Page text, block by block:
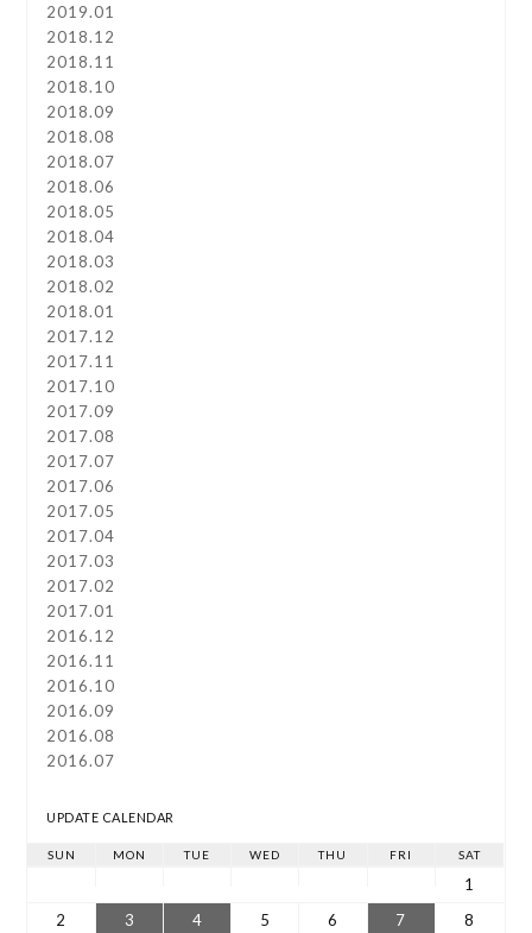
2019.01
2018.12
2018.11
2018.10
2018.09
2018.08
2018.07
2018.06
2018.05
2018.04
2018.03
2018.02
2018.01
2017.12
2017.11
2017.10
2017.09
2017.08
2017.07
2017.06
2017.05
2017.04
2017.03
2017.02
2017.01
2016.12
2016.11
2016.10
2016.09
2016.08
2016.07
UPDATE CALENDAR
SUN MON TUE WED THU FRI SAT
1
2
3 4 5 6 7
8